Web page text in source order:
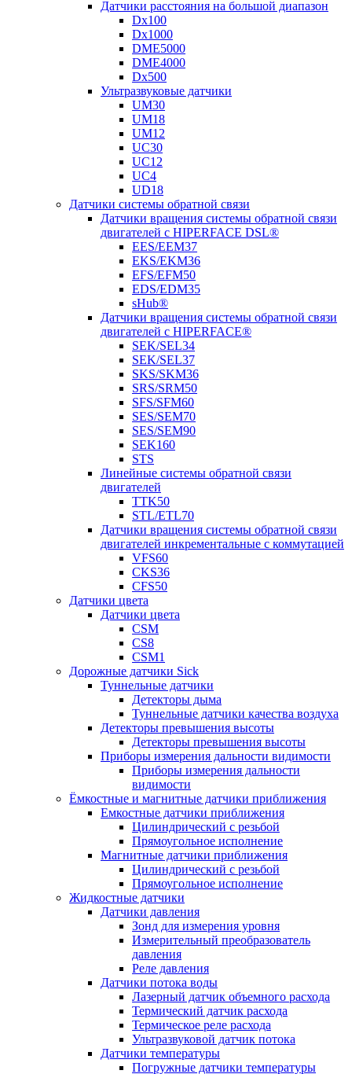
Датчики расстояния на большой диапазон
Dx100
Dx1000
DME5000
DME4000
Dx500
Ультразвуковые датчики
UM30
UM18
UM12
UC30
UC12
UC4
UD18
Датчики системы обратной связи
Датчики вращения системы обратной связи
двигателей с HIPERFACE DSL®
EES/EEM37
EKS/EKM36
EFS/EFM50
EDS/EDM35
sHub®
Датчики вращения системы обратной связи
двигателей с HIPERFACE®
SEK/SEL34
SEK/SEL37
SKS/SKM36
SRS/SRM50
SFS/SFM60
SES/SEM70
SES/SEM90
SEK160
STS
Линейные системы обратной связи
двигателей
TTK50
STL/ETL70
Датчики вращения системы обратной связи
двигателей инкрементальные с коммутацией
VFS60
CKS36
CFS50
Датчики цвета
Датчики цвета
CSM
CS8
CSM1
Дорожные датчики Sick
Туннельные датчики
Детекторы дыма
Туннельные датчики качества воздуха
Детекторы превышения высоты
Детекторы превышения высоты
Приборы измерения дальности видимости
Приборы измерения дальности
видимости
Ёмкостные и магнитные датчики приближения
Емкостные датчики приближения
Цилиндрический с резьбой
Прямоугольное исполнение
Магнитные датчики приближения
Цилиндрический с резьбой
Прямоугольное исполнение
Жидкостные датчики
Датчики давления
Зонд для измерения уровня
Измерительный преобразователь
давления
Реле давления
Датчики потока воды
Лазерный датчик объемного расхода
Термический датчик расхода
Термическое реле расхода
Ультразвуковой датчик потока
Датчики температуры
Погружные датчики температуры